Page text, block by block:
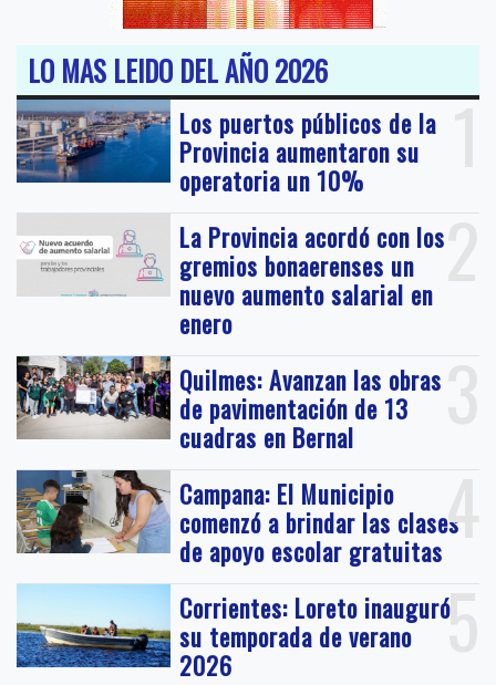
LO MAS LEIDO DEL AÑO 2026
1
Los puertos públicos de la
Provincia aumentaron su
operatoria un 10%
2
La Provincia acordó con los
gremios bonaerenses un
nuevo aumento salarial en
enero
3
Quilmes: Avanzan las obras
de pavimentación de 13
cuadras en Bernal
4
Campana: El Municipio
comenzó a brindar las clases
de apoyo escolar gratuitas
5
Corrientes: Loreto inauguró
su temporada de verano
2026